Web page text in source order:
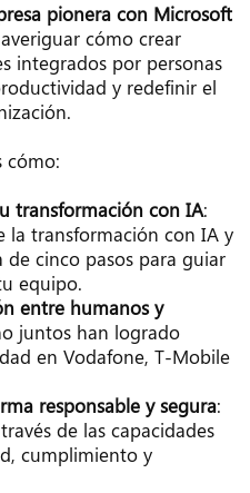
pionera con Microsoft
cómo crear
integrados por personas
y redefinir el
cómo:
transformación con IA:
la transformación con IA y
cinco pasos para guiar
equipo.
entre humanos y
juntos han logrado
en Vodafone, T-Mobile
responsable y segura:
de las capacidades
cumplimiento y